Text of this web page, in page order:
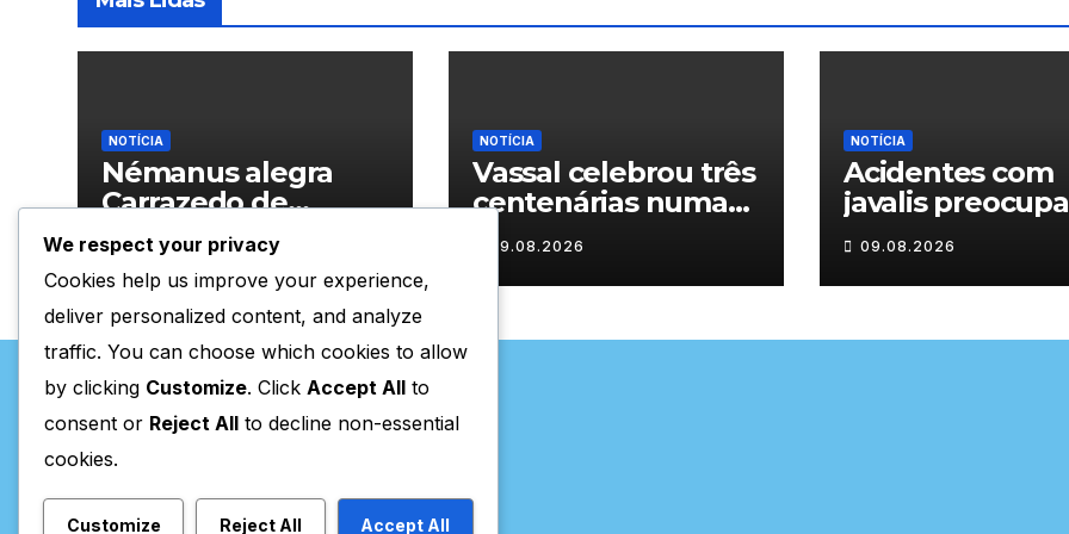
NOTÍCIA
Némanus alegra
Carrazedo de
Montenegro
09.08.2026
NOTÍCIA
Vassal celebrou três
centenárias numa
homenagem a um
século de histórias
09.08.2026
NOTÍCIA
Acidentes com
javalis
nas estradas de
Trás-os-Montes
09.08.2026
Valpaços Online
We respect your privacy
Cookies help us improve your experience,
deliver personalized content, and analyze
traffic. You can choose which cookies to allow
by clicking Customize. Click Accept All to
consent or Reject All to decline non-essential
cookies.
Customize Reject All Accept All